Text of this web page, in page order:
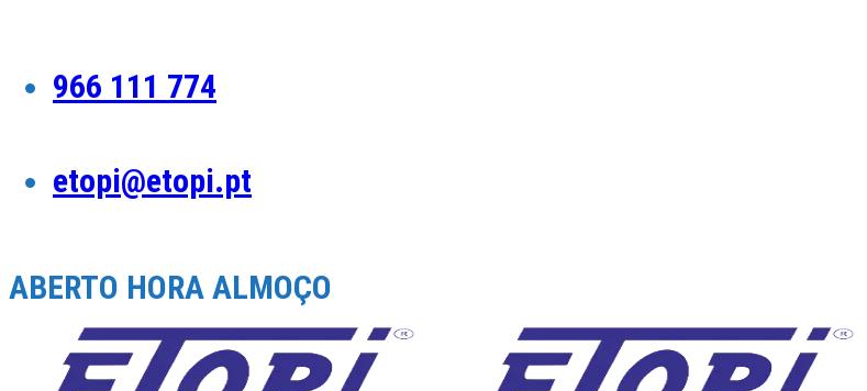
content966 111 774
etopi@etopi.pt
ABERTO HORA ALMOÇO